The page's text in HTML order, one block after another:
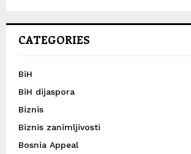
CATEGORIES
BiH
BiH dijaspora
Biznis
Biznis zanimljivosti
Bosnia Appeal